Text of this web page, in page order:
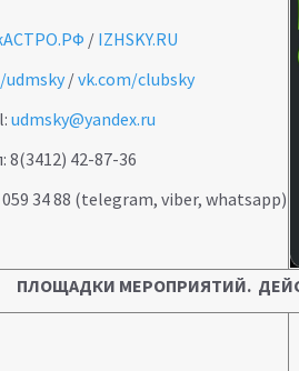
/ IZHSKY.RU
udmsky/vk.com/clubsky
udmsky@yandex.ru
8(3412) 42-87-36
059 34 88 (telegram, viber, whatsapp)
ПЛОЩАДКИ МЕРОПРИЯТИЙ.